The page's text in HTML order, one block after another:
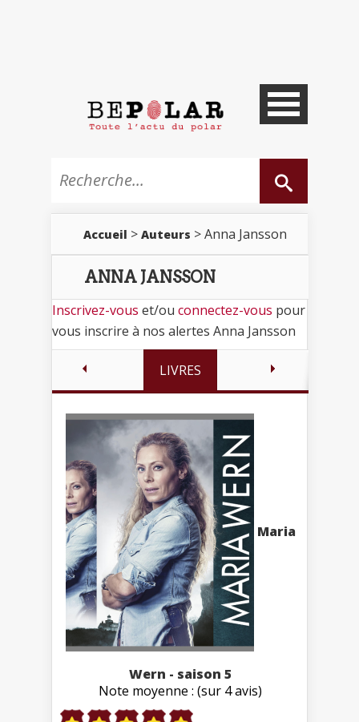
Accueil > Auteurs > Anna Jansson
ANNA JANSSON
Inscrivez-vous et/ou connectez-vous pour
vous inscrire à nos alertes Anna Jansson
LIVRES
Maria
Wern - saison 5
Note moyenne : (sur 4 avis)